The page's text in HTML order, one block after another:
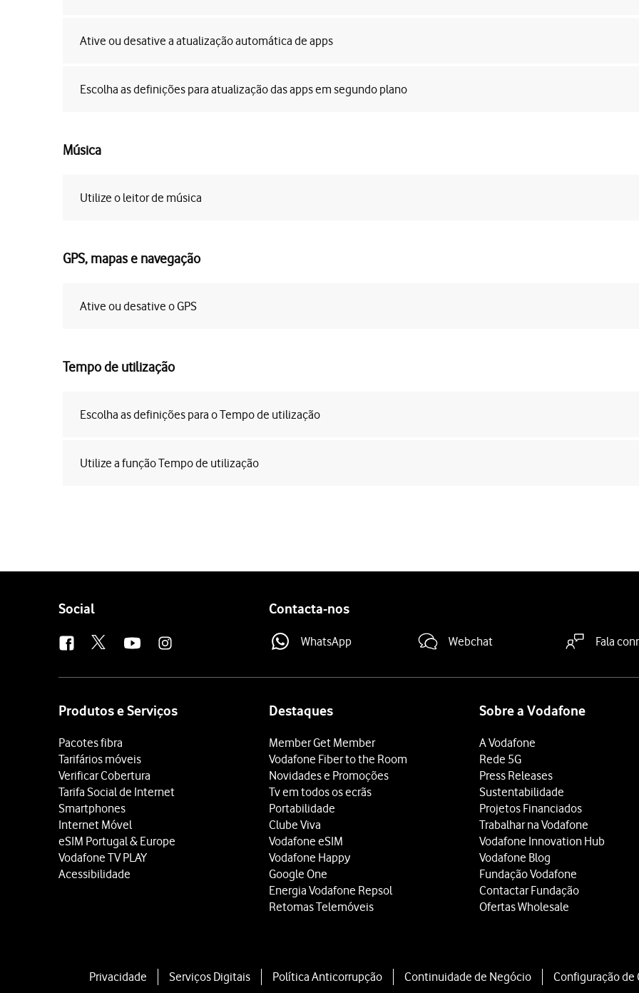
Ative ou desative a atualização automática de apps
Escolha as definições para atualização das apps em segundo plano
Música
Utilize o leitor de música
GPS, mapas e navegação
Ative ou desative o GPS
Tempo de utilização
Escolha as definições para o Tempo de utilização
Utilize a função Tempo de utilização
Follow
Social Contacta-nos
WhatsApp Webchat Fala
Produtos e Serviços
Pacotes fibra
Tarifários móveis
Verificar Cobertura
Tarifa Social de Internet
Smartphones
Internet Móvel
eSIM Portugal & Europe
Vodafone TV PLAY
Acessibilidade
Destaques
Member Get Member
Vodafone Fiber to the Room
Novidades e Promoções
Tv em todos os ecrãs
Portabilidade
Clube Viva
Vodafone eSIM
Vodafone Happy
Google One
Energia Vodafone Repsol
Retomas Telemóveis
Sobre a Vodafone
A Vodafone
Rede 5G
Press Releases
Sustentabilidade
Projetos Financiados
Trabalhar na Vodafone
Vodafone Innovation Hub
Vodafone Blog
Fundação Vodafone
Contactar Fundação
Ofertas Wholesale
Privacidade Serviços Digitais Política Anticorrupção Continuidade de Negócio Configuração de